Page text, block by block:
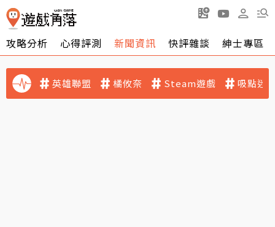
攻略分析 心得評測 新聞資訊 快評雜談 紳士專區
英雄聯盟 橘攸奈 Steam遊戲 吸點迷